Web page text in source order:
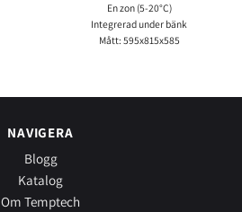
En zon (5-20°C)
Integrerad under bänk
Mått: 595x815x585
NAVIGERA
Blogg
Katalog
Om Temptech